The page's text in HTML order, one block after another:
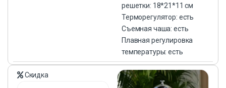
решетки: 18*21*11 см
Терморегулятор: есть
Съемная чаша: есть
Плавная регулировка
температуры: есть
Скидка